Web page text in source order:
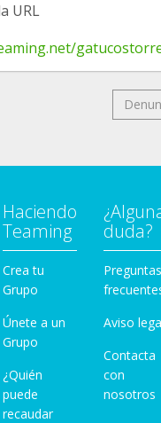
URL
Haciendo
Teaming
Crea tu
Grupo
Únete a un
Grupo
¿Quién
puede
recaudar
duda?
Preguntas
Aviso
Contacta
con
nosotros